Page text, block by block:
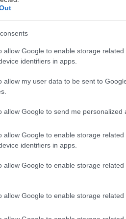
allow Google to enable storage
identifiers in apps.
allow my user data to be sent to
allow Google to send me personalized
allow Google to enable storage
identifiers in apps.
allow Google to enable storage
allow Google to enable storage related
στην Κωνσταντινούπολη
ένα επιτυχημένο
–και δεν θέλουμε οι δυο
γλώσσες…
τούρκικα στην
μελτέμι, γλέντι, ντέρτι,
μουσαφίρης, μπαμπάς,
τούρκικα. Για